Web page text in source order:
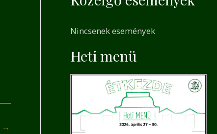
→
c
h
Nincsenek események
Heti menü